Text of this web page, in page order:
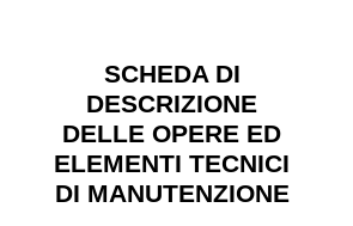
SCHEDA DI
DESCRIZIONE
DELLE OPERE ED
ELEMENTI TECNICI
DI MANUTENZIONE